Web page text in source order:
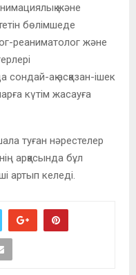
және
бөлімшеде
реаниматолог және
ақ асқазан-ішек
күтім жасауға
туған нәрестелер
арқасында бұл
артып келеді.